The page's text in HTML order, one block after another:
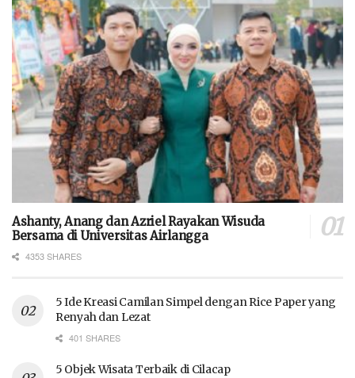
Ashanty, Anang dan Azriel Rayakan Wisuda
Bersama di Universitas Airlangga
4353 SHARES
5 Ide Kreasi Camilan Simpel dengan Rice Paper yang
Renyah dan Lezat
401 SHARES
5 Objek Wisata Terbaik di Cilacap